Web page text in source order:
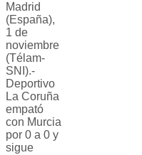
Madrid
(España),
1 de
noviembre
(Télam-
SNI).-
Deportivo
La Coruña
empató
con Murcia
por 0 a 0 y
sigue